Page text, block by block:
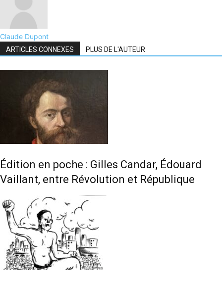
Claude Dupont
ARTICLES CONNEXES PLUS DE L'AUTEUR
Édition en poche : Gilles Candar, Édouard
Vaillant, entre Révolution et République